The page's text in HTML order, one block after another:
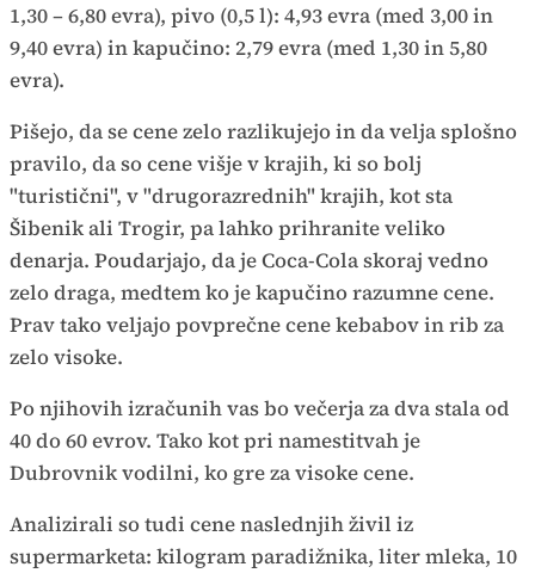
1,30 – 6,80 evra), pivo (0,5 l): 4,93 evra (med 3,00 in
9,40 evra) in kapučino: 2,79 evra (med 1,30 in 5,80
evra).
Pišejo, da se cene zelo razlikujejo in da velja splošno
pravilo, da so cene višje v krajih, ki so bolj
"turistični", v "drugorazrednih" krajih, kot sta
Šibenik ali Trogir, pa lahko prihranite veliko
denarja. Poudarjajo, da je Coca-Cola skoraj vedno
zelo draga, medtem ko je kapučino razumne cene.
Prav tako veljajo povprečne cene kebabov in rib za
zelo visoke.
Po njihovih izračunih vas bo večerja za dva stala od
40 do 60 evrov. Tako kot pri namestitvah je
Dubrovnik vodilni, ko gre za visoke cene.
Analizirali so tudi cene naslednjih živil iz
supermarketa: kilogram paradižnika, liter mleka, 10